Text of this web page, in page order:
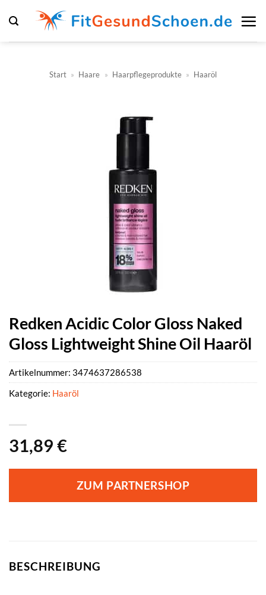
Inhalt
springen
Start » Haare » Haarpflegeprodukte » Haaröl
Redken Acidic Color Gloss Naked
Gloss Lightweight Shine Oil Haaröl
31,89 €
ZUM PARTNERSHOP
Artikelnummer: 3474637286538
Kategorie: Haaröl
BESCHREIBUNG